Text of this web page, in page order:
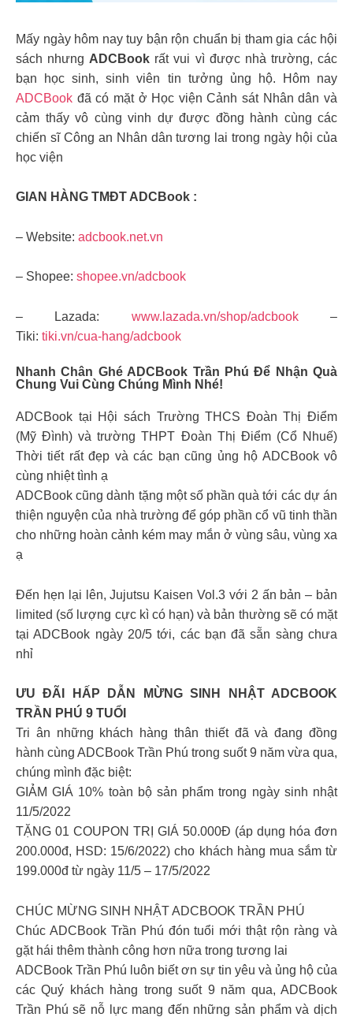
Mấy ngày hôm nay tuy bận rộn chuẩn bị tham gia các hội
sách nhưng ADCBook rất vui vì được nhà trường, các
bạn học sinh, sinh viên tin tưởng ủng hộ. Hôm nay
ADCBook đã có mặt ở Học viện Cảnh sát Nhân dân và
cảm thấy vô cùng vinh dự được đồng hành cùng các
chiến sĩ Công an Nhân dân tương lai trong ngày hội của
học viện
GIAN HÀNG TMĐT ADCBook :
– Website: adcbook.net.vn
– Shopee: shopee.vn/adcbook
– Lazada: www.lazada.vn/shop/adcbook–
Tiki: tiki.vn/cua-hang/adcbook
Nhanh Chân Ghé ADCBook Trần Phú Để Nhận Quà
Chung Vui Cùng Chúng Mình Nhé!
ADCBook tại Hội sách Trường THCS Đoàn Thị Điểm
(Mỹ Đình) và trường THPT Đoàn Thị Điểm (Cổ Nhuế)
Thời tiết rất đẹp và các bạn cũng ủng hộ ADCBook vô
cùng nhiệt tình ạ
ADCBook cũng dành tặng một số phần quà tới các dự án
thiện nguyện của nhà trường để góp phần cổ vũ tinh thần
cho những hoàn cảnh kém may mắn ở vùng sâu, vùng xa
ạ
Đến hẹn lại lên, Jujutsu Kaisen Vol.3 với 2 ấn bản – bản
limited (số lượng cực kì có hạn) và bản thường sẽ có mặt
tại ADCBook ngày 20/5 tới, các bạn đã sẵn sàng chưa
nhỉ
ƯU ĐÃI HẤP DẪN MỪNG SINH NHẬT ADCBOOK
TRẦN PHÚ 9 TUỔI
Tri ân những khách hàng thân thiết đã và đang đồng
hành cùng ADCBook Trần Phú trong suốt 9 năm vừa qua,
chúng mình đặc biệt:
GIẢM GIÁ 10% toàn bộ sản phẩm trong ngày sinh nhật
11/5/2022
TẶNG 01 COUPON TRỊ GIÁ 50.000Đ (áp dụng hóa đơn
200.000đ, HSD: 15/6/2022) cho khách hàng mua sắm từ
199.000đ từ ngày 11/5 – 17/5/2022
CHÚC MỪNG SINH NHẬT ADCBOOK TRẦN PHÚ
Chúc ADCBook Trần Phú đón tuổi mới thật rộn ràng và
gặt hái thêm thành công hơn nữa trong tương lai
ADCBook Trần Phú luôn biết ơn sự tin yêu và ủng hộ của
các Quý khách hàng trong suốt 9 năm qua, ADCBook
Trần Phú sẽ nỗ lực mang đến những sản phẩm và dịch